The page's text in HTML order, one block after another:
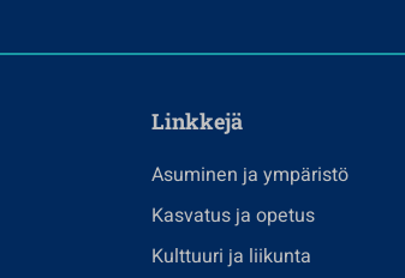
Linkkejä
Asuminen ja ympäristö
Kasvatus ja opetus
Kulttuuri ja liikunta